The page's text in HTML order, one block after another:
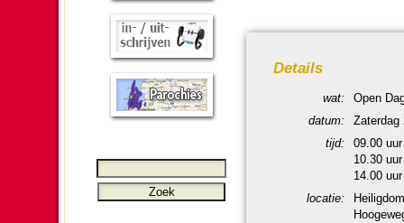
Details
wat:
Open
datum:
Zater­dag
tijd:
09.00
10.30
14.00
locatie: